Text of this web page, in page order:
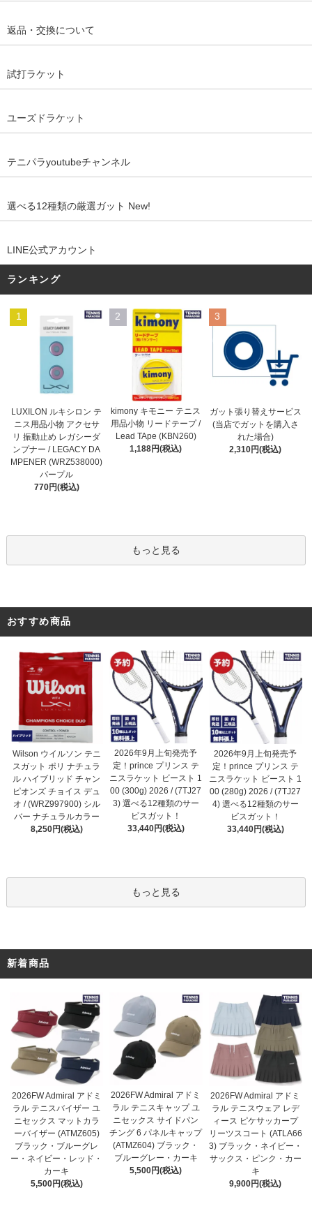
返品・交換について
試打ラケット
ユーズドラケット
テニパラyoutubeチャンネル
選べる12種類の厳選ガット New!
LINE公式アカウント
ランキング
1
LUXILON ルキシロン テ
ニス用品小物 アクセサ
リ 振動止め レガシーダ
ンプナー / LEGACY DA
MPENER (WRZ538000)
パープル
770円(税込)
2
kimony キモニー テニス
用品小物 リードテープ /
Lead TApe (KBN260)
1,188円(税込)
3
ガット張り替えサービス
(当店でガットを購入さ
れた場合)
2,310円(税込)
もっと見る
おすすめ商品
Wilson ウイルソン テニ
スガット ポリ ナチュラ
ル ハイブリッド チャン
ピオンズ チョイス デュ
オ / (WRZ997900) シル
バー ナチュラルカラー
8,250円(税込)
2026年9月上旬発売予
定！prince プリンス テ
ニスラケット ビースト 1
00 (300g) 2026 / (7TJ27
3) 選べる12種類のサー
ビスガット！
33,440円(税込)
2026年9月上旬発売予
定！prince プリンス テ
ニスラケット ビースト 1
00 (280g) 2026 / (7TJ27
4) 選べる12種類のサー
ビスガット！
33,440円(税込)
もっと見る
新着商品
2026FW Admiral アドミ
ラル テニスバイザー ユ
ニセックス マットカラ
ーバイザー (ATMZ605)
ブラック・ブルーグレ
ー・ネイビー・レッド・
カーキ
5,500円(税込)
2026FW Admiral アドミ
ラル テニスキャップ ユ
ニセックス サイドパン
チング 6 パネルキャップ
(ATMZ604) ブラック・
ブルーグレー・カーキ
5,500円(税込)
2026FW Admiral アドミ
ラル テニスウェア レデ
ィース ピケサッカープ
リーツスコート (ATLA66
3) ブラック・ネイビー・
サックス・ピンク・カー
キ
9,900円(税込)